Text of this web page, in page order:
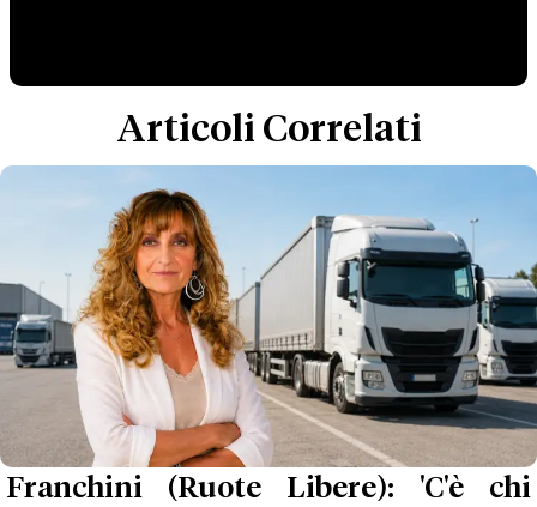
Articoli Correlati
Franchini (Ruote Libere): 'C'è chi